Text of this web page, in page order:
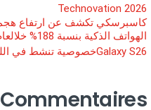
Technovation 2026
الهواتف الذكية بنسبة 188% خلالعام 2026
Galaxy S26خصوصية تنشط في اللحظة المناسبة
Commentaires